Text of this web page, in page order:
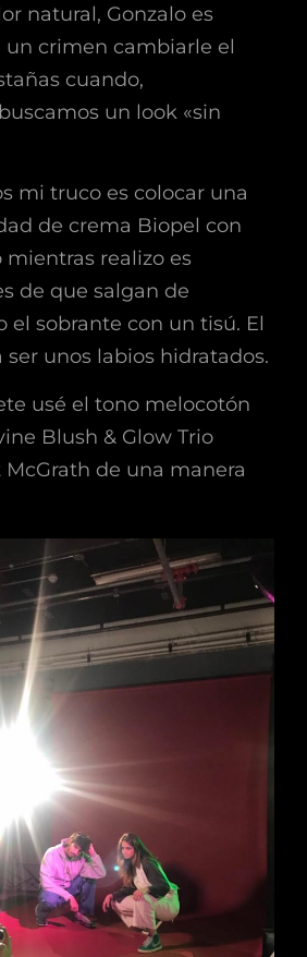
natural, Gonzalo es
un crimen cambiarle el
cuando,
un look «sin
mi truco es colocar una
de crema Biopel con
realizo es
de que salgan de
el sobrante con un tisú. El
ser unos labios hidratados.
usé el tono melocotón
Blush & Glow Trio
de una manera